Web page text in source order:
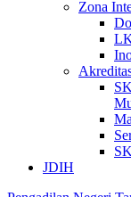
Zona
JDIH